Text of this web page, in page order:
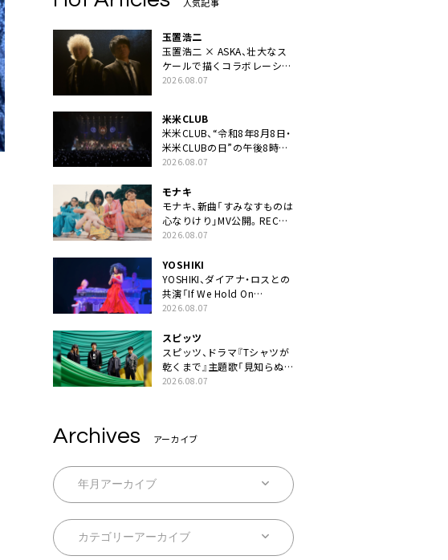
玉置浩二
玉置浩二 × ASKA、壮大なス
ケールで描くコラボレーショ
ン曲「音銀河」リリース決定。
2026.08.07
米米CLUB
米米CLUB、“令和8年8月8日・
米米CLUBの日”の午後8時に
40周年ライブより「FANtachy
2026.08.07
モナキ
モナキ、新曲「すみなすものは
心なりけり」MV公開。RECの
ギターにEvery Little Thing・
2026.08.07
YOSHIKI
YOSHIKI、ダイアナ・ロスとの
共演「If We Hold On
Together」ライブ映像公開
2026.08.07
スピッツ
スピッツ、ドラマ『Tシャツが
乾くまで』主題歌「見知らぬ
糸」本日配信。ドラマとのSP
2026.08.07
Archives アーカイブ